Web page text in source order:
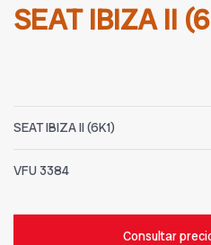
SEAT IBIZA II
SEAT IBIZA II (6K1)
VFU 3384
Consultar